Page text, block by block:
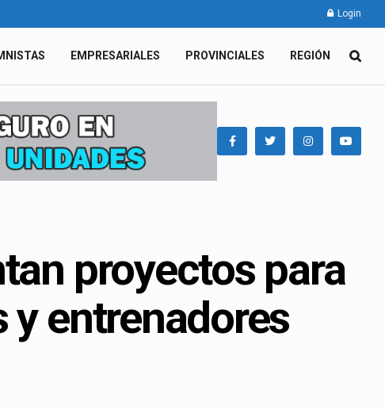
Login
EMPRESARIALES PROVINCIALES REGIÓN
proyectos para
entrenadores